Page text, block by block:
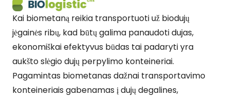
Kai biometaną reikia transportuoti už biodujų
jėgainės ribų, kad būtų galima panaudoti dujas,
ekonomiškai efektyvus būdas tai padaryti yra
aukšto slėgio dujų perpylimo konteineriai.
Pagamintas biometanas dažnai transportavimo
konteineriais gabenamas į dujų degalines,